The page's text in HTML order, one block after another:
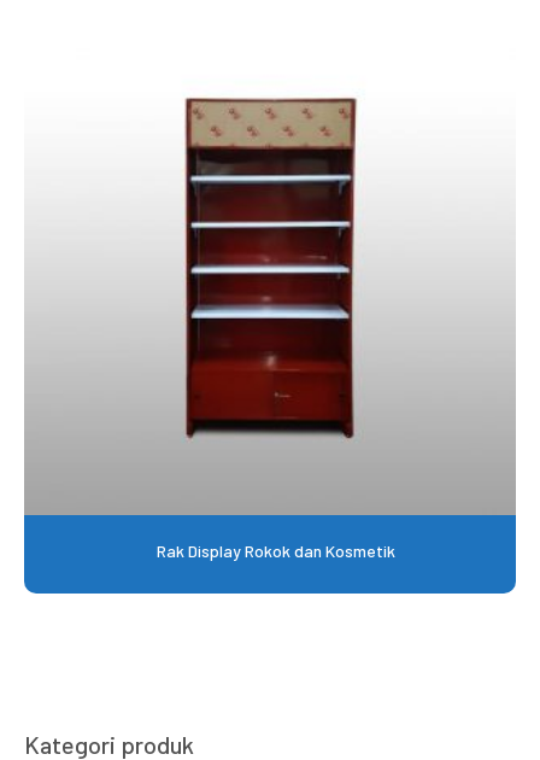
Rak Display Rokok dan Kosmetik
Kategori produk